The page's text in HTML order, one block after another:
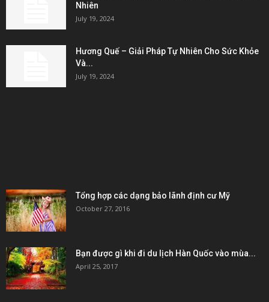
Nhiên
July 19, 2024
Hương Quế – Giải Pháp Tự Nhiên Cho Sức Khỏe
Và...
July 19, 2024
Tổng hợp các dạng bảo lãnh định cư Mỹ
October 27, 2016
Bạn được gì khi đi du lịch Hàn Quốc vào mùa...
April 25, 2017